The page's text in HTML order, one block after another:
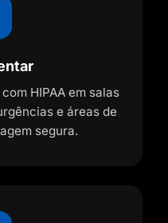
HIPAA em salas
e áreas de
segura.